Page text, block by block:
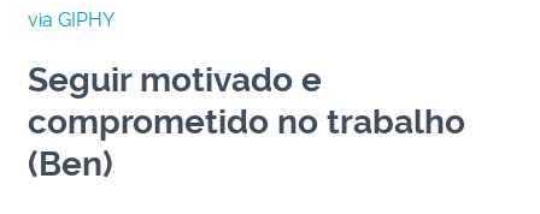
via GIPHY
Seguir motivado e
comprometido no trabalho
(Ben)